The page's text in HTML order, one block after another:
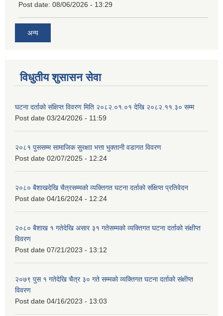
Post date: 08/06/2026 - 13:29
अन्य
विधुतीय शुसासन सेवा
घटना दर्ताको संक्षिप्त विवरण मिति २०८२.०१.०१ देखि २०८२.११.३० सम्म
Post date 03/24/2026 - 11:59
२०८१ पुससम्म सामाजिक सुरक्षाा भत्ता भुक्तानी वडागत विवरण
Post date 02/07/2025 - 12:24
२०८० बैशाखदेखि चैत्रसम्मको व्यक्तिगत घटना दर्ताको संक्षिप्त प्रतिवेदन
Post date 04/16/2024 - 12:24
२०८० बैशाख १ गतेदेखि असार ३१ गतेसम्मको व्यक्तिगत घटना दर्ताको संक्षीप्त
विवरण
Post date 07/21/2023 - 13:12
२०७९ पुस १ गतेदेखि चैत्र ३० गते सम्मको व्यक्तिगत घटना दर्ताको संक्षीप्त
विवरण
Post date 04/16/2023 - 13:03